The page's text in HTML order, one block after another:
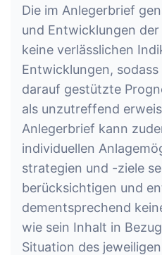
Die im Anlegerbrief
und Entwicklungen
keine verlässlichen
Entwicklungen,
darauf gestützte
als unzutreffend
Anlegerbrief kann
individuellen
strategien und -ziele
berücksichtigen und
dementsprechend
wie sein Inhalt in
Situation des